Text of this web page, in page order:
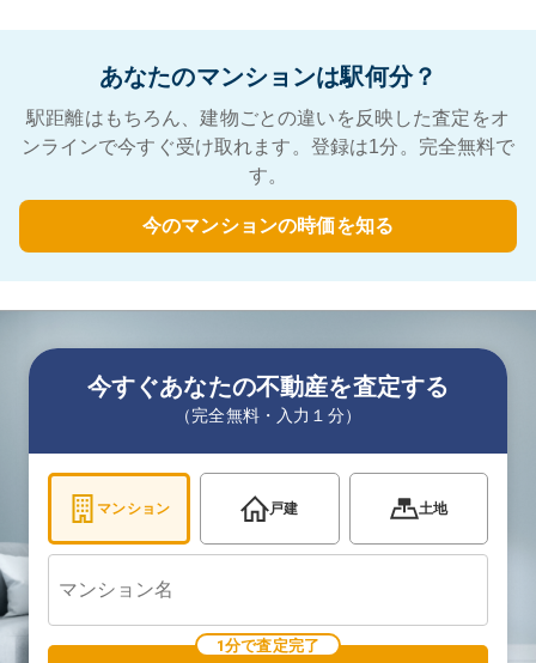
あなたのマンションは駅何分？
駅距離はもちろん、建物ごとの違いを反映した査定をオ
ンラインで今すぐ受け取れます。登録は1分。完全無料で
す。
今のマンションの時価を知る
今すぐあなたの不動産を査定する
（完全無料・入力１分）
マンション 戸建 土地
1分で査定完了